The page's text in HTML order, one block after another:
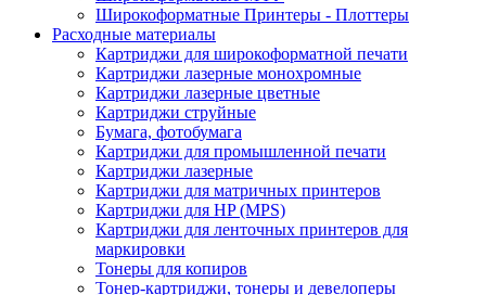
Широкоформатные Принтеры - Плоттеры
Расходные материалы
Картриджи для широкоформатной печати
Картриджи лазерные монохромные
Картриджи лазерные цветные
Картриджи струйные
Бумага, фотобумага
Картриджи для промышленной печати
Картриджи лазерные
Картриджи для матричных принтеров
Картриджи для HP (MPS)
Картриджи для ленточных принтеров для
маркировки
Тонеры для копиров
Тонер-картриджи, тонеры и девелоперы